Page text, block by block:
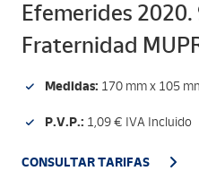
Efemerides
Fraternidad
Medidas: 170 mm x 105
P.V.P.: 1,09 € IVA Incluido
CONSULTAR TARIFAS